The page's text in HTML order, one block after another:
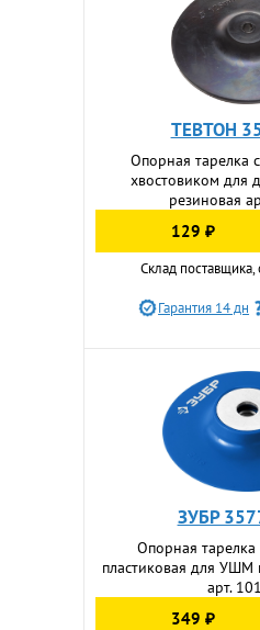
ТЕВТОН
Опорная тарелка
хвостовиком для
резиновая
129 ₽
Склад поставщика,
Гарантия 14 дн
ЗУБР
Опорная
пластиковая для
арт.
349 ₽